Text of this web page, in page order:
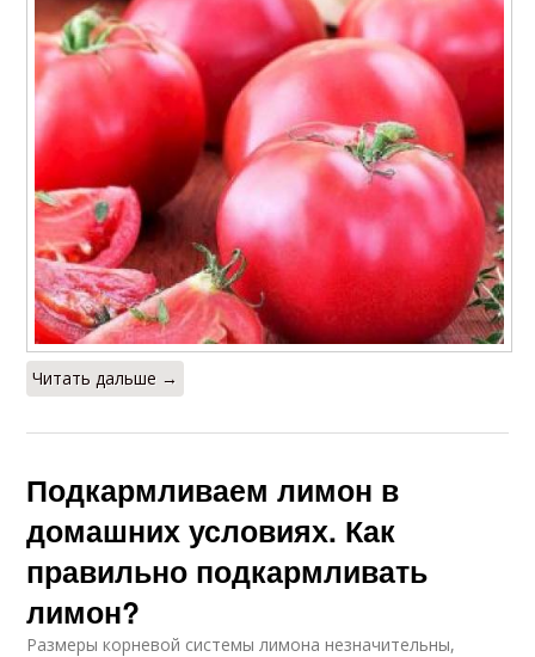
Читать дальше →
Подкармливаем лимон в
домашних условиях. Как
правильно подкармливать
лимон?
Размеры корневой системы лимона незначительны,